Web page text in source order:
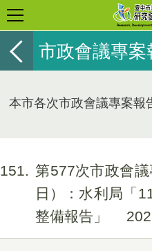
市政會議專案
本市各次市政會議專案報
151
第577次市政會
日）：水利局「
整備報告」